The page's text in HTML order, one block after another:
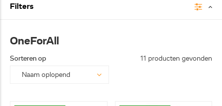
Filters
OneForAll
Sorteren op 11 producten gevonden